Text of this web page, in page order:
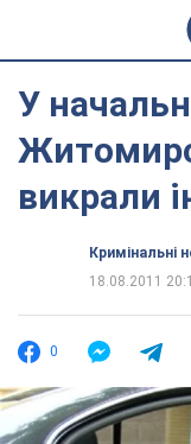
У
викрали
Кримінальні
18.08.2011
0